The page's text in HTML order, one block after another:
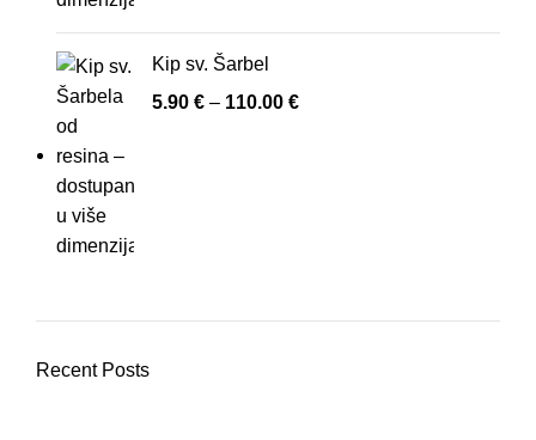
Kip sv. Šarbel
5.90 € – 110.00 €
Recent Posts